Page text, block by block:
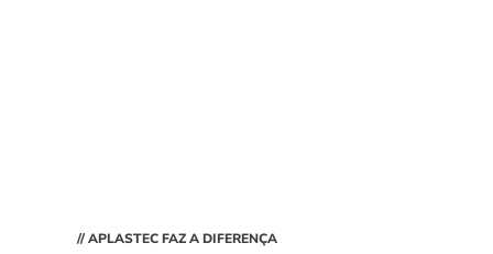
// APLASTEC FAZ A DIFERENÇA